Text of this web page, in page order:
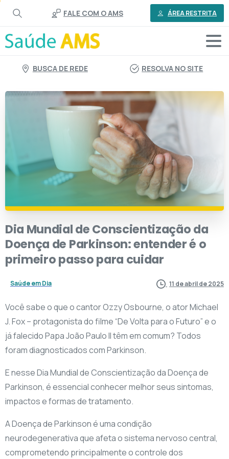
conteúdo
FALE COM O AMS ÁREA RESTRITA
BUSCA DE REDE RESOLVA NO SITE
Dia MundialdeConscientizaçãoda
Doença de Parkinson:entenderé o
primeiropassopara cuidar
Saúde em Dia 11 de abril de 2025
Você sabe o que o cantor Ozzy Osbourne, o ator Michael
J. Fox – protagonista do filme “De Volta para o Futuro” e o
já falecido Papa João Paulo II têm em comum? Todos
foram diagnosticados com Parkinson.
E nesse Dia Mundial de Conscientização da Doença de
Parkinson, é essencial conhecer melhor seus sintomas,
impactos e formas de tratamento.
A Doença de Parkinson é uma condição
neurodegenerativa que afeta o sistema nervoso central,
comprometendo principalmente o controle dos